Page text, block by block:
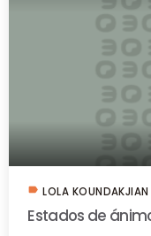
label LOLA KOUNDAKJIAN
Estados de